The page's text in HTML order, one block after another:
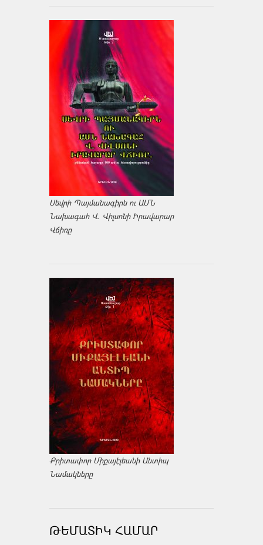
Սեվրի Պայմանագիրն ու ԱՄՆ
Նախագահ Վ. Վիլսոնի Իրավարար
Վճիռը
Քրիտափոր Միքայէլեանի Անտիպ
Նամակները
ԹԵՄԱՏԻԿ ՀԱՄԱՐ